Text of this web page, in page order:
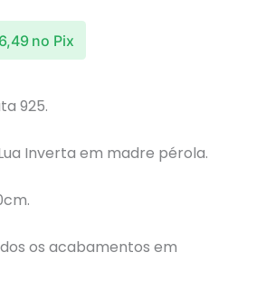
no Pix
925.
Inverta em madre pérola.
os acabamentos em